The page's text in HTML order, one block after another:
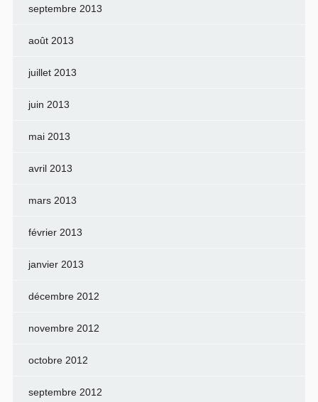
septembre 2013
août 2013
juillet 2013
juin 2013
mai 2013
avril 2013
mars 2013
février 2013
janvier 2013
décembre 2012
novembre 2012
octobre 2012
septembre 2012